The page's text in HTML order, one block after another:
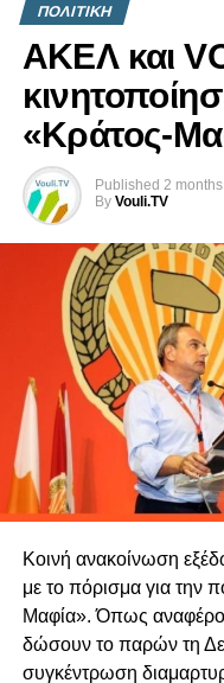
Πιο συγκεκριμένα, στο
Πρόεδρος του ΔΗΣΥ,
Γραμματέας του ΑΚΕΛ,
του ΕΛΑΜ, Χρίστος
Νικόλας
Πολίτες για την
ο Πρόεδρος της Άμεσης
Παναγιώτου.
Στη συνεδρία
Εξωτερικών,
Εκπρόσωπος,
Αναπληρωτής
Αντωνίου, ο
Σύμβουλος Εθνικής
Τάσος Τζιωνής, ο
του Προέδρου της
και ο Διευθυντής του
ΠΟΛΙΤΙΚΗ
ΑΚΕΛ και
«Κράτος-
Published 2
By Vouli.TV
Κοινή ανακοίνωση
με το πόρισμα για την
Μαφία». Όπως
δώσουν το παρών τη
συγκέντρωση